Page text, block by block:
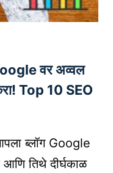
वर अव्वल
करा! Top 10 SEO
ब्लॉग Google
आणि तिथे दीर्घकाळ